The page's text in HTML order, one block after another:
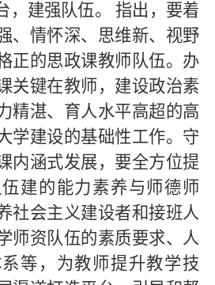
建强队伍。
指出，要着
、情怀深、思维新、视野
正的思政课教师队伍。办
关键在教师，建设政治素
精湛、育人水平高超的高
学建设的基础性工作。守
内涵式发展，要全方位提
建的能力素养与师德师
社会主义建设者和接班人
师资队伍的素质要求、人
等，为教师提升教学技